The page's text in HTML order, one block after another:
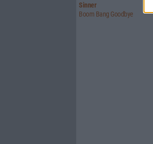
Sinner
Boom Bang Goodbye